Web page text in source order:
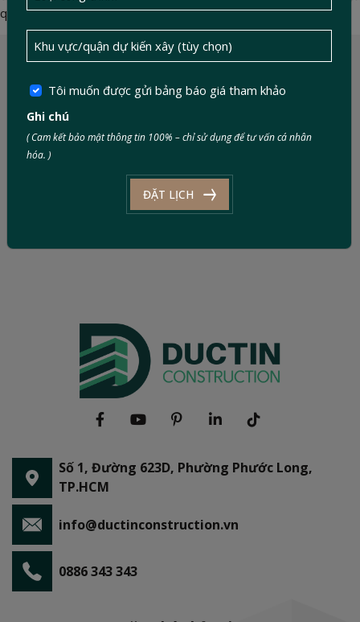
quả và an tâm trong suốt quá trình xây dựng.
Số 1, Đường 623D, Phường Phước Long,
TP.HCM
info@ductinconstruction.vn
0886 343 343
Tôi muốn được gửi bảng báo giá tham khảo
Ghi chú
( Cam kết bảo mật thông tin 100% – chỉ sử dụng để tư vấn cá nhân
hóa. )
ĐẶT LỊCH